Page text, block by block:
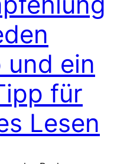
und ein
für
Lesen